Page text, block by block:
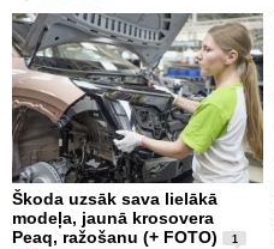
Škoda uzsāk sava lielākā
modeļa, jaunā krosovera
Peaq, ražošanu (+ FOTO)
1